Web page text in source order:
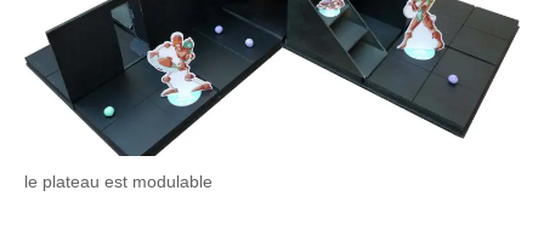
le plateau est modulable